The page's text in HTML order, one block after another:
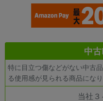
中
特に目立つ傷などがない中古
る使用感が見られる商品になり
当社
年
ただし機能別のみ「and検索」となります。